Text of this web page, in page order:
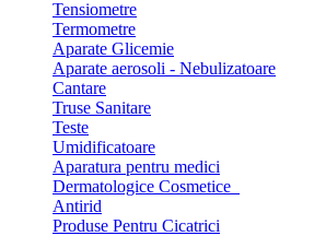
Tensiometre
Termometre
Aparate Glicemie
Aparate aerosoli - Nebulizatoare
Cantare
Truse Sanitare
Teste
Umidificatoare
Aparatura pentru medici
Dermatologice Cosmetice
Antirid
Produse Pentru Cicatrici